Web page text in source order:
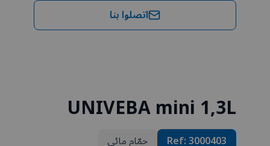
اتصلوا بنا
UNIVEBA mini 1,3L
Ref:3000403 حمّام مائي